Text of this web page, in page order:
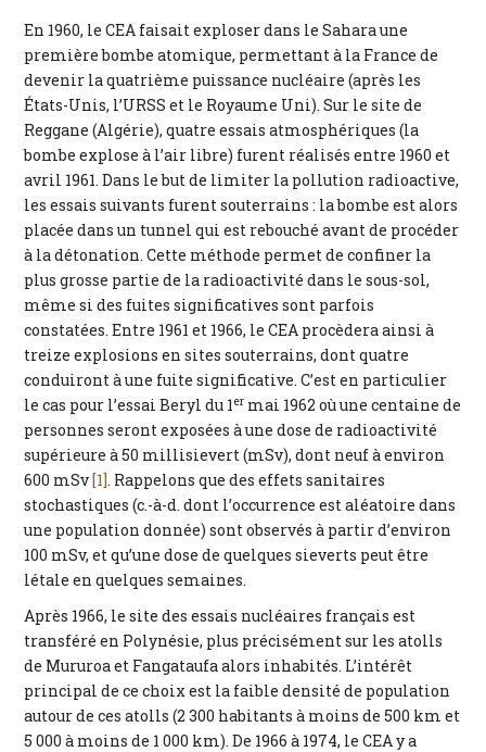
En 1960, le CEA faisait exploser dans le Sahara une
première bombe atomique, permettant à la France de
devenir la quatrième puissance nucléaire (après les
États-Unis, l’URSS et le Royaume Uni). Sur le site de
Reggane (Algérie), quatre essais atmosphériques (la
bombe explose à l’air libre) furent réalisés entre 1960 et
avril 1961. Dans le but de limiter la pollution radioactive,
les essais suivants furent souterrains : la bombe est alors
placée dans un tunnel qui est rebouché avant de procéder
à la détonation. Cette méthode permet de confiner la
plus grosse partie de la radioactivité dans le sous-sol,
même si des fuites significatives sont parfois
constatées. Entre 1961 et 1966, le CEA procèdera ainsi à
treize explosions en sites souterrains, dont quatre
conduiront à une fuite significative. C’est en particulier
le cas pour l’essai Beryl du 1 er mai 1962 où une centaine de
personnes seront exposées à une dose de radioactivité
supérieure à 50 millisievert (mSv), dont neuf à environ
600 mSv[1]. Rappelons que des effets sanitaires
stochastiques (c.-à-d. dont l’occurrence est aléatoire dans
une population donnée) sont observés à partir d’environ
100 mSv, et qu’une dose de quelques sieverts peut être
létale en quelques semaines.
Après 1966, le site des essais nucléaires français est
transféré en Polynésie, plus précisément sur les atolls
de Mururoa et Fangataufa alors inhabités. L’intérêt
principal de ce choix est la faible densité de population
autour de ces atolls (2 300 habitants à moins de 500 km et
5 000 à moins de 1 000 km). De 1966 à 1974, le CEA y a